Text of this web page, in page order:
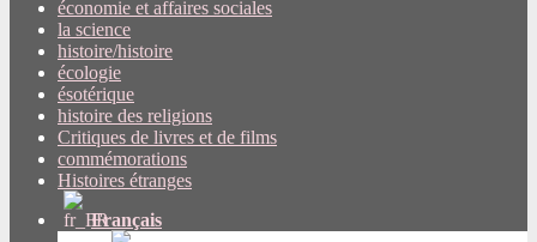
économie et affaires sociales
la science
histoire/histoire
écologie
ésotérique
histoire des religions
Critiques de livres et de films
commémorations
Histoires étranges
Français